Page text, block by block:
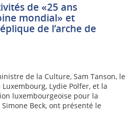
de «25 ans
mondial» et
de l’arche de
de la Culture, Sam Tanson, le
Lydie Polfer, et la
luxembourgeoise pour la
Beck, ont présenté le